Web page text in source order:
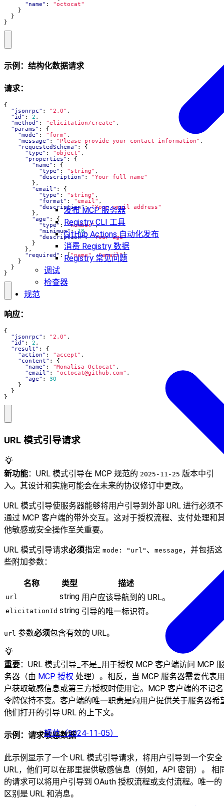
发布 MCP 服务器
Registry CLI 工具
GitHub Actions 自动化发布
消费 Registry 数据
Registry 常见问题
调试
检查器
规范
规范（2024-11-05）
"name" :
"octocat"
}
}
}
示例：结构化数据请求
请求：
{
"jsonrpc" : "2.0" ,
"id" : 2 ,
"method" : "elicitation/create" ,
"params" :
{
"mode" : "form" ,
"message" : "Please provide your contact information" ,
"requestedSchema" :
{
"type" : "object" ,
"properties" :
{
"name" :
{
"type" : "string" ,
"description" :
"Your full name"
},
"email" :
{
"type" : "string" ,
"format" : "email" ,
"description": "Your email address"
},
"age" :
{
"type" : "number",
"minimum" : 18,
"description": "Your age"
}
},
"required" : [ "name" , "email"]
}
}
}
响应：
{
"jsonrpc" : "2.0" ,
"id" : 2 ,
"result" :
{
"action" : "accept" ,
"content" :
{
"name" : "Monalisa Octocat" ,
"email" : "octocat@github.com" ,
"age" :
30
}
}
}
URL 模式引导请求
新功能：URL 模式引导在 MCP 规范的 2025-11-25 版本中引
入。其设计和实施可能会在未来的协议修订中更改。
URL 模式引导使服务器能够将用户引导到外部 URL 进行必须不
通过 MCP 客户端的带外交互。这对于授权流程、支付处理和
他敏感或安全操作至关重要。
URL 模式引导请求必须指定 mode: "url" 、 message ，并包括这
些附加参数：
名称 类型 描述
url string 用户应该导航到的 URL。
elicitationId string 引导的唯一标识符。
url 参数必须包含有效的 URL。
重要：URL 模式引导_不是_用于授权 MCP 客户端访问 MCP 服
务器（由 MCP 授权 处理）。相反，当 MCP 服务器需要代表
户获取敏感信息或第三方授权时使用它。MCP 客户端的不记名
令牌保持不变。客户端的唯一职责是向用户提供关于服务器希
他们打开的引导 URL 的上下文。
示例：请求敏感数据
此示例显示了一个 URL 模式引导请求，将用户引导到一个安全
URL，他们可以在那里提供敏感信息（例如，API 密钥）。 相
的请求可以将用户引导到 OAuth 授权流程或支付流程。唯一的
区别是 URL 和消息。